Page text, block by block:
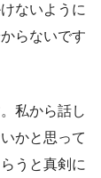
ないように
らないです
私から話し
かと思って
うと真剣に